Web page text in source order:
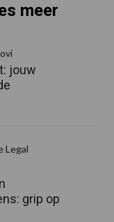
meer
jouw
Legal
grip op